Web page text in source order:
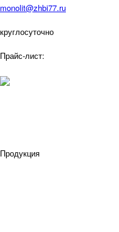
monolit@zhbi77.ru
круглосуточно
Прайс-лист:
Продукция